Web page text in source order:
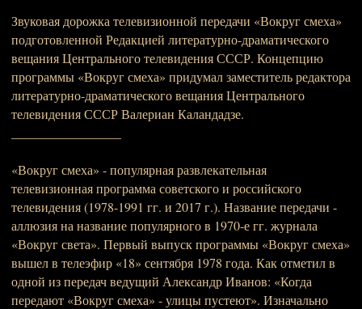
Звуковая дорожка телевизионной передачи «Вокруг смеха»
подготовленной Редакцией литературно-драматического
вещания Центрального телевидения СССР. Концепцию
программы «Вокруг смеха» придумал заместитель редактора
литературно-драматического вещания Центрального
телевидения СССР Валериан Каландадзе.
«Вокруг смеха» - популярная развлекательная
телевизионная программа советского и российского
телевидения (1978-1991 гг. и 2017 г.). Название передачи -
аллюзия на название популярного в 1970-е гг. журнала
«Вокруг света». Первый выпуск программы «Вокруг смеха»
вышел в телеэфир «18» сентября 1978 года. Как отметил в
одной из передач ведущий Александр Иванов: «Когда
передают «Вокруг смеха» - улицы пустеют». Изначально